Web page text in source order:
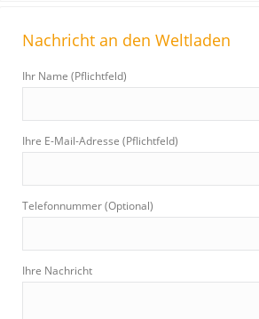
Nachricht an den Weltladen
Ihr Name (Pflichtfeld)
Ihre E-Mail-Adresse (Pflichtfeld)
Telefonnummer (Optional)
Ihre Nachricht